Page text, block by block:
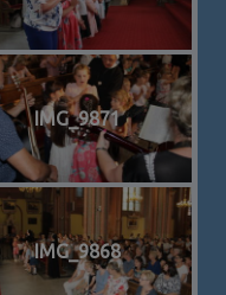
IMG_9871
IMG_9868